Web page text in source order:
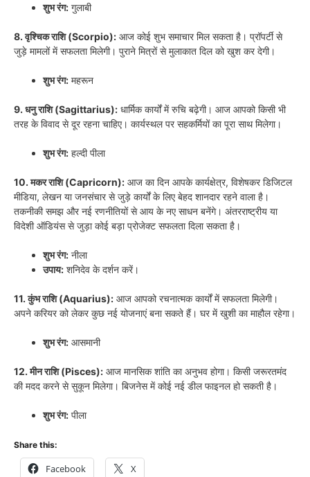
शुभ रंग: गुलाबी
8. वृश्चिक राशि (Scorpio): आज कोई शुभ समाचार मिल सकता है। प्रॉपर्टी से
जुड़े मामलों में सफलता मिलेगी। पुराने मित्रों से मुलाकात दिल को खुश कर देगी।
शुभ रंग: महरून
9. धनु राशि (Sagittarius): धार्मिक कार्यों में रुचि बढ़ेगी। आज आपको किसी भी
तरह के विवाद से दूर रहना चाहिए। कार्यस्थल पर सहकर्मियों का पूरा साथ मिलेगा।
शुभ रंग: हल्दी पीला
10. मकर राशि (Capricorn): आज का दिन आपके कार्यक्षेत्र, विशेषकर डिजिटल
मीडिया, लेखन या जनसंचार से जुड़े कार्यों के लिए बेहद शानदार रहने वाला है।
तकनीकी समझ और नई रणनीतियों से आय के नए साधन बनेंगे। अंतरराष्ट्रीय या
विदेशी ऑडियंस से जुड़ा कोई बड़ा प्रोजेक्ट सफलता दिला सकता है।
शुभ रंग: नीला
उपाय: शनिदेव के दर्शन करें।
11. कुंभ राशि (Aquarius): आज आपको रचनात्मक कार्यों में सफलता मिलेगी।
अपने करियर को लेकर कुछ नई योजनाएं बना सकते हैं। घर में खुशी का माहौल रहेगा।
शुभ रंग: आसमानी
12. मीन राशि (Pisces): आज मानसिक शांति का अनुभव होगा। किसी जरूरतमंद
की मदद करने से सुकून मिलेगा। बिजनेस में कोई नई डील फाइनल हो सकती है।
शुभ रंग: पीला
Share this:
Facebook X